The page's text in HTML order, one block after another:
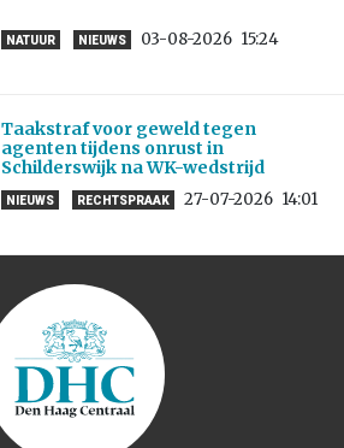
NATUUR NIEUWS 03-08-2026 15:24
Taakstraf voor geweld tegen
agenten tijdens onrust in
Schilderswijk na WK-wedstrijd
NIEUWS RECHTSPRAAK 27-07-2026 14:01